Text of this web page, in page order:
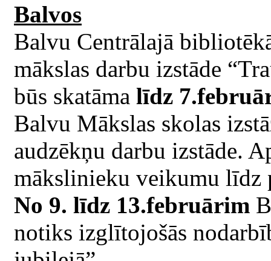
Balvos
Balvu Centrālajā
mākslas darbu izstāde
būs skatāma līdz
Balvu Mākslas skolas
audzēkņu darbu izstāde.
mākslinieku veikumu līdz
No 9. līdz 13.februārim
notiks izglītojošās